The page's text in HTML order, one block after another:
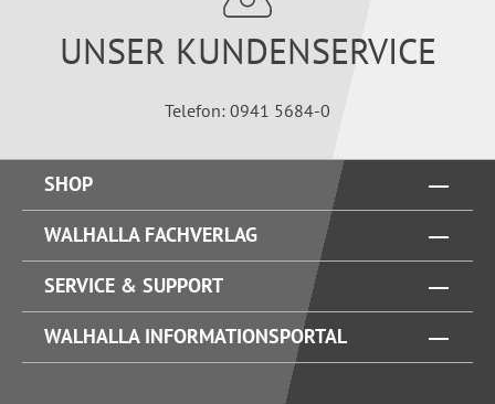
UNSER KUNDENSERVICE
Telefon: 0941 5684-0
SHOP
WALHALLA FACHVERLAG
SERVICE & SUPPORT
WALHALLA INFORMATIONSPORTAL